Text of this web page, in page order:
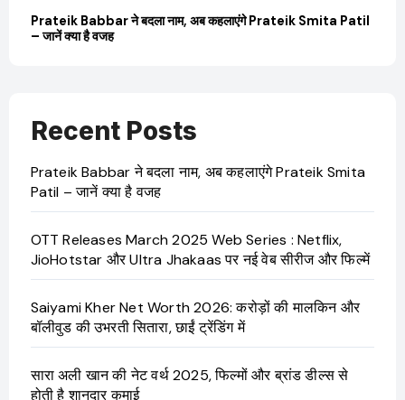
Prateik Babbar ने बदला नाम, अब कहलाएंगे Prateik Smita Patil
– जानें क्या है वजह
Recent Posts
Prateik Babbar ने बदला नाम, अब कहलाएंगे Prateik Smita
Patil – जानें क्या है वजह
OTT Releases March 2025 Web Series : Netflix,
JioHotstar और Ultra Jhakaas पर नई वेब सीरीज और फिल्में
Saiyami Kher Net Worth 2026: करोड़ों की मालकिन और
बॉलीवुड की उभरती सितारा, छाईं ट्रेंडिंग में
सारा अली खान की नेट वर्थ 2025, फिल्मों और ब्रांड डील्स से
होती है शानदार कमाई